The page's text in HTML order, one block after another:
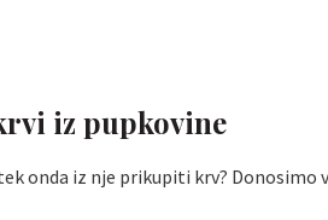
iz pupkovine
onda iz nje prikupiti krv? Donosimo